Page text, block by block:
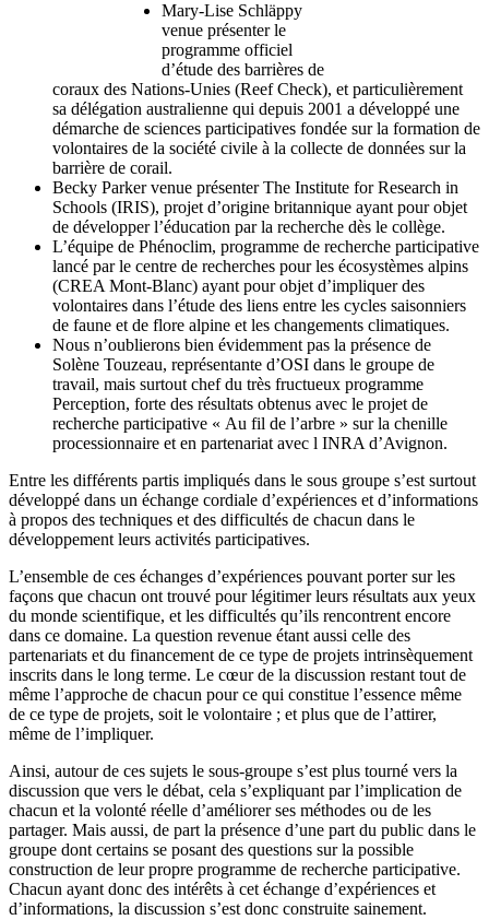
Mary-Lise Schläppy
venue présenter le
programme officiel
d’étude des barrières de
coraux des Nations-Unies (Reef Check), et particulièrement
sa délégation australienne qui depuis 2001 a développé une
démarche de sciences participatives fondée sur la formation de
volontaires de la société civile à la collecte de données sur la
barrière de corail.
Becky Parker venue présenter The Institute for Research in
Schools (IRIS), projet d’origine britannique ayant pour objet
de développer l’éducation par la recherche dès le collège.
L’équipe de Phénoclim, programme de recherche participative
lancé par le centre de recherches pour les écosystèmes alpins
(CREA Mont-Blanc) ayant pour objet d’impliquer des
volontaires dans l’étude des liens entre les cycles saisonniers
de faune et de flore alpine et les changements climatiques.
Nous n’oublierons bien évidemment pas la présence de
Solène Touzeau, représentante d’OSI dans le groupe de
travail, mais surtout chef du très fructueux programme
Perception, forte des résultats obtenus avec le projet de
recherche participative « Au fil de l’arbre » sur la chenille
processionnaire et en partenariat avec l INRA d’Avignon.
Entre les différents partis impliqués dans le sous groupe s’est surtout
développé dans un échange cordiale d’expériences et d’informations
à propos des techniques et des difficultés de chacun dans le
développement leurs activités participatives.
L’ensemble de ces échanges d’expériences pouvant porter sur les
façons que chacun ont trouvé pour légitimer leurs résultats aux yeux
du monde scientifique, et les difficultés qu’ils rencontrent encore
dans ce domaine. La question revenue étant aussi celle des
partenariats et du financement de ce type de projets intrinsèquement
inscrits dans le long terme. Le cœur de la discussion restant tout de
même l’approche de chacun pour ce qui constitue l’essence même
de ce type de projets, soit le volontaire ; et plus que de l’attirer,
même de l’impliquer.
Ainsi, autour de ces sujets le sous-groupe s’est plus tourné vers la
discussion que vers le débat, cela s’expliquant par l’implication de
chacun et la volonté réelle d’améliorer ses méthodes ou de les
partager. Mais aussi, de part la présence d’une part du public dans le
groupe dont certains se posant des questions sur la possible
construction de leur propre programme de recherche participative.
Chacun ayant donc des intérêts à cet échange d’expériences et
d’informations, la discussion s’est donc construite sainement.